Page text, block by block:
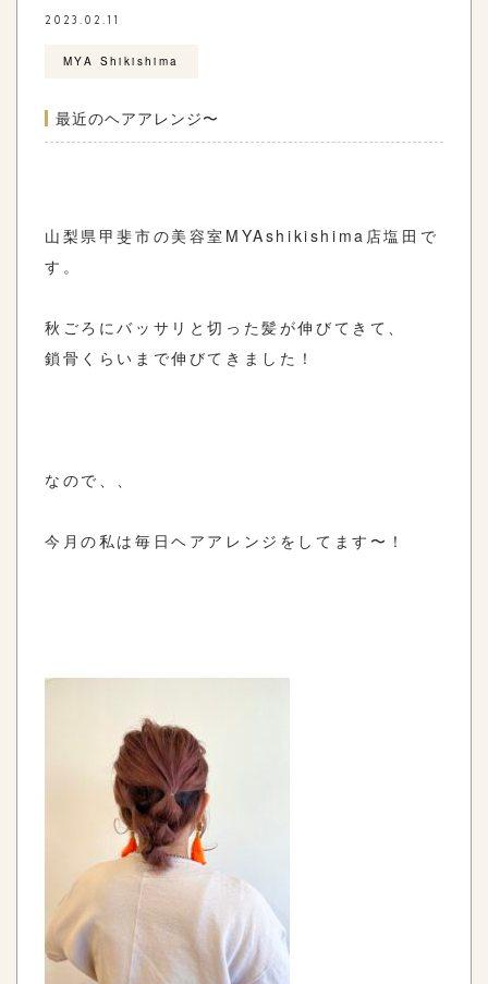
2023.02.11
MYA Shikishima
最近のヘアアレンジ〜
山梨県甲斐市の美容室MYAshikishima店塩田で
す。
秋ごろにバッサリと切った髪が伸びてきて、
鎖骨くらいまで伸びてきました！
なので、、
今月の私は毎日ヘアアレンジをしてます〜！